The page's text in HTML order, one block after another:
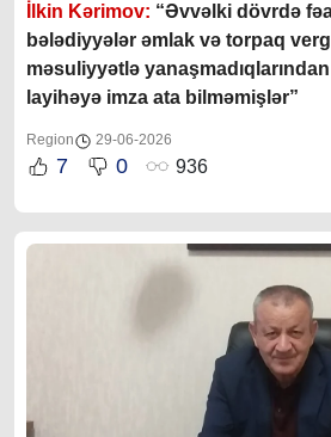
İlkin Kərimov: “Əvvəlki dövrdə
bələdiyyələr əmlak və torpaq
məsuliyyətlə
layihəyə imza ata bilməmişlər”
Region 29-06-2026
7 0 936